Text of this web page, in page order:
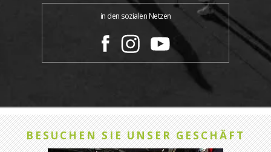
in den sozialen Netzen
BESUCHEN SIE UNSER GESCHÄFT